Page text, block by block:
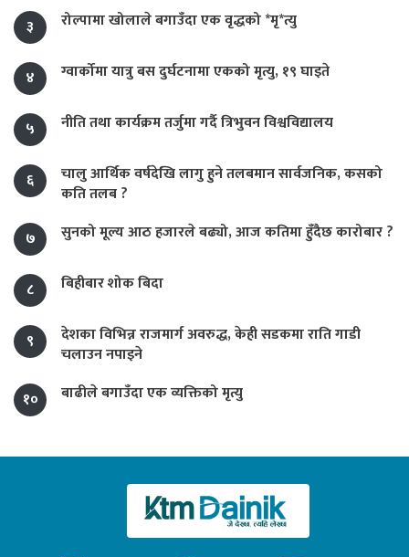
३ रोल्पामा खोलाले बगाउँदा एक वृद्धको *मृ*त्यु
४ ग्वार्कोमा यात्रु बस दुर्घटनामा एकको मृत्यु, १९ घाइते
५ नीति तथा कार्यक्रम तर्जुमा गर्दै त्रिभुवन विश्वविद्यालय
६
चालु आर्थिक वर्षदेखि लागु हुने तलबमान सार्वजनिक, कसको
कति तलब ?
७
सुनको मूल्य आठ हजारले बढ्यो, आज कतिमा हुँदैछ कारोबार ?
८ बिहीबार शोक बिदा
९
देशका विभिन्न राजमार्ग अवरुद्ध, केही सडकमा राति गाडी
चलाउन नपाइने
१०
बाढीले बगाउँदा एक व्यक्तिको मृत्यु